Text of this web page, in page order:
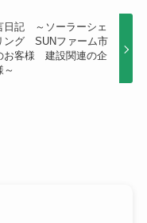
日記 ～ソーラーシェ
ング SUNファーム市
お客様 建設関連の企
～